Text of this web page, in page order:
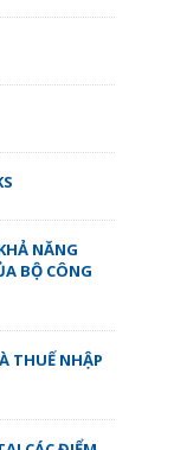
NĂNG
BỘ CÔNG
THUẾ NHẬP